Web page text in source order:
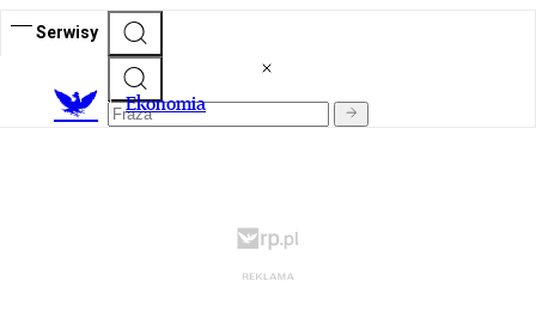
Serwisy
Ekonomia